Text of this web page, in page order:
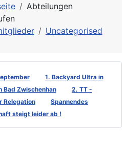
Abteilungen
Uncategorised
1. Backyard Ultra in
Bad Zwischenhan
2. TT -
Relegation
Spannendes
steigt leider ab !